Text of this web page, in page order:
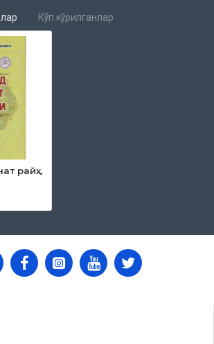
Кўп кўрилганлар
«Фарзанд жаннат райҳони»